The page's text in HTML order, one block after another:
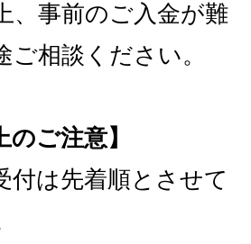
、事前のご入金が難
ご相談ください。
のご注意】
付は先着順とさせて